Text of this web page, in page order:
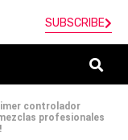
SUBSCRIBE
controlador
profesionales